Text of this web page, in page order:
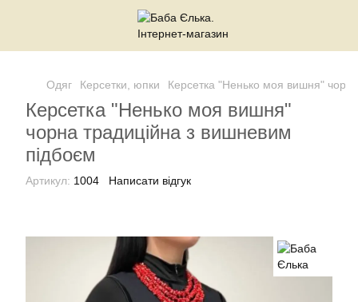
Одяг Керсетки, юпки Керсетка "Ненько моя вишня"
Керсетка "Ненько моя вишня"
чорна традиційна з вишневим
підбоєм
Артикул: 1004 Написати відгук